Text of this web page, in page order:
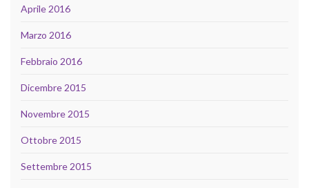
Aprile 2016
Marzo 2016
Febbraio 2016
Dicembre 2015
Novembre 2015
Ottobre 2015
Settembre 2015